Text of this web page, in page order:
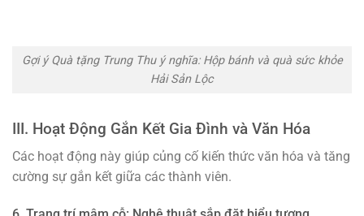
Gợi ý Quà tặng Trung Thu ý nghĩa: Hộp bánh và quà sức khỏe
Hải Sản Lộc
III. Hoạt Động Gắn Kết Gia Đình và Văn Hóa
Các hoạt động này giúp củng cố kiến thức văn hóa và tăng
cường sự gắn kết giữa các thành viên.